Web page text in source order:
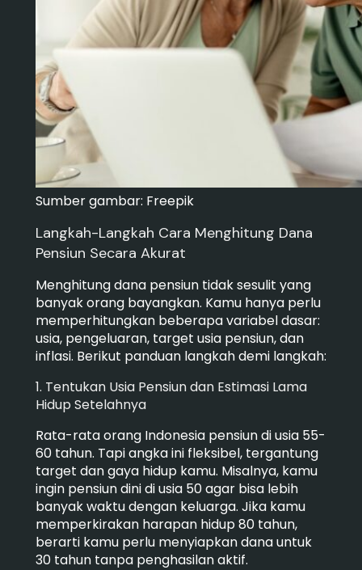
Sumber gambar: Freepik
Langkah-Langkah Cara Menghitung Dana
Pensiun Secara Akurat
Menghitung dana pensiun tidak sesulit yang
banyak orang bayangkan. Kamu hanya perlu
memperhitungkan beberapa variabel dasar:
usia, pengeluaran, target usia pensiun, dan
inflasi. Berikut panduan langkah demi langkah:
1. Tentukan Usia Pensiun dan Estimasi Lama
Hidup Setelahnya
Rata-rata orang Indonesia pensiun di usia 55-
60 tahun. Tapi angka ini fleksibel, tergantung
target dan gaya hidup kamu. Misalnya, kamu
ingin pensiun dini di usia 50 agar bisa lebih
banyak waktu dengan keluarga. Jika kamu
memperkirakan harapan hidup 80 tahun,
berarti kamu perlu menyiapkan dana untuk
30 tahun tanpa penghasilan aktif.